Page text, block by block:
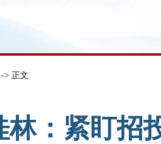
-> 正文
林：紧盯招